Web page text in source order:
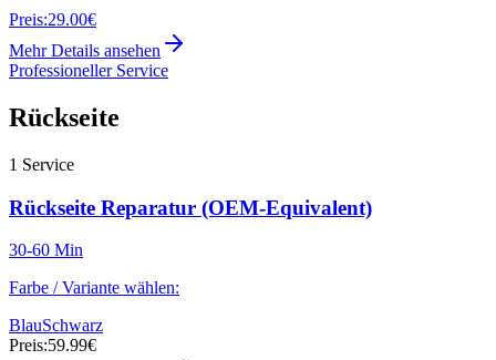
Preis:29.00€
Mehr Details ansehen
Professioneller Service
Rückseite
1 Service
Rückseite Reparatur (OEM-Equivalent)
30-60 Min
Farbe / Variante wählen:
BlauSchwarz
Preis:59.99€